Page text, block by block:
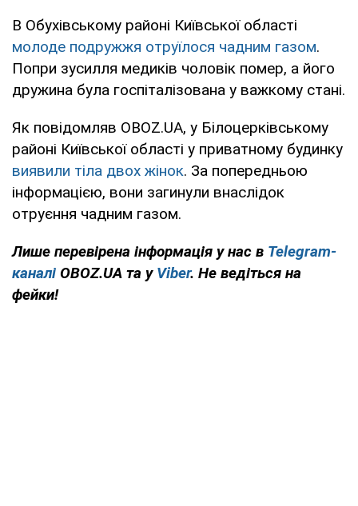
В Обухівському районі Київської області
молоде подружжя отруїлося чадним газом.
Попри зусилля медиків чоловік помер, а його
дружина була госпіталізована у важкому стані.
Як повідомляв OBOZ.UA, у Білоцерківському
районі Київської області у приватному будинку
виявили тіла двох жінок. За попередньою
інформацією, вони загинули внаслідок
отруєння чадним газом.
Лише перевірена інформація у нас в Telegram-
каналі OBOZ.UA та у Viber. Не ведіться на
фейки!